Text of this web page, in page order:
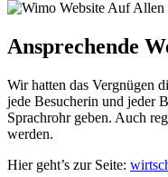
Ansprechende
Wir hatten das Vergnügen
jede Besucherin und jeder
Sprachrohr geben. Auch
werden.
Hier geht’s zur Seite: